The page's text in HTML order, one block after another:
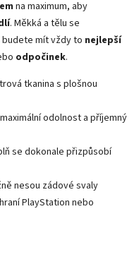
na maximum, aby
. Měkká a tělu se
mít vždy to nejlepší
odpočinek.
tkanina s plošnou
odolnost a příjemný
se dokonale přizpůsobí
nesou zádové svaly
PlayStation nebo